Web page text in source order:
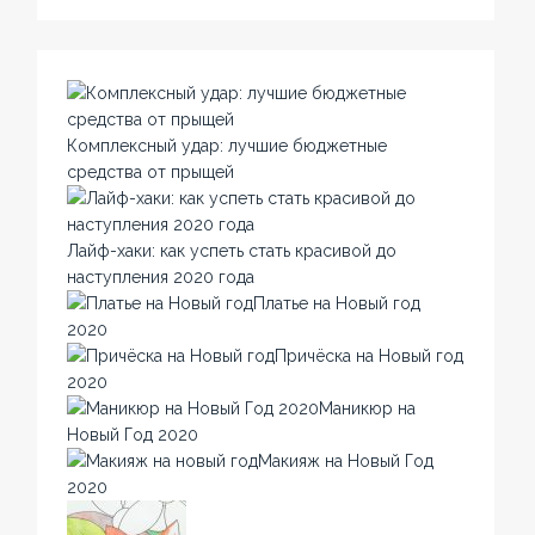
Комплексный удар: лучшие бюджетные
средства от прыщей
Лайф-хаки: как успеть стать красивой до
наступления 2020 года
Платье на Новый год
2020
Причёска на Новый год
2020
Маникюр на
Новый Год 2020
Макияж на Новый Год
2020